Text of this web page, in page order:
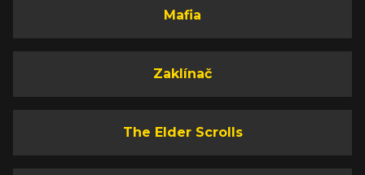
Mafia
Zaklínač
The Elder Scrolls